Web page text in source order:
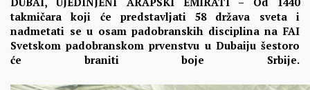
takmičara koji će predstavljati 58 država sveta i
nadmetati se u osam padobranskih disciplina na FAI
Svetskom padobranskom prvenstvu u Dubaiju šestoro
će braniti boje Srbije.